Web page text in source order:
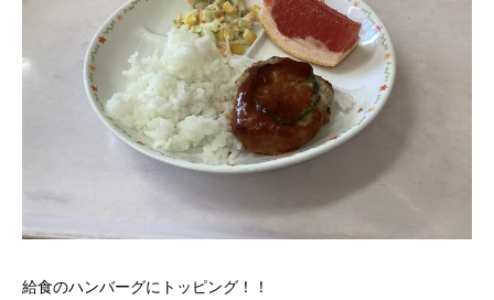
給食のハンバーグにトッピング！！